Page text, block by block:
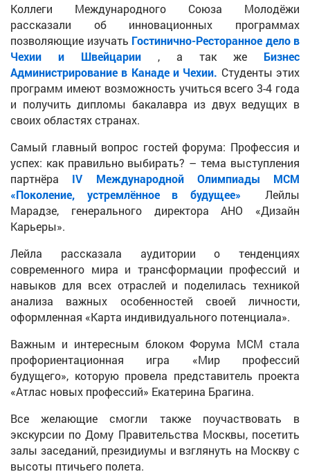
Коллеги Международного Союза Молодёжи
рассказали об инновационных программах
позволяющие изучать Гостинично-Ресторанное дело в
Чехии и Швейцарии , а так же
Бизнес
Администрирование в Канаде и Чехии. Студенты этих
программ имеют возможность учиться всего 3-4 года
и получить дипломы бакалавра из двух ведущих в
своих областях странах.
Самый главный вопрос гостей форума: Профессия и
успех: как правильно выбирать? – тема выступления
партнёра IV Международной Олимпиады МСМ
«Поколение, устремлённое в будущее»
Лейлы
Марадзе, генерального директора АНО «Дизайн
Карьеры».
Лейла рассказала аудитории о тенденциях
современного мира и трансформации профессий и
навыков для всех отраслей и поделилась техникой
анализа важных особенностей своей личности,
оформленная «Карта индивидуального потенциала».
Важным и интересным блоком Форума МСМ стала
профориентационная игра «Мир профессий
будущего», которую провела представитель проекта
«Атлас новых профессий» Екатерина Брагина.
Все желающие смогли также поучаствовать в
экскурсии по Дому Правительства Москвы, посетить
залы заседаний, президиумы и взглянуть на Москву с
высоты птичьего полета.